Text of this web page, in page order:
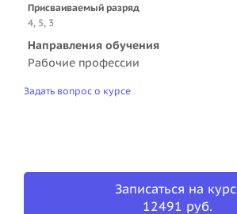
Присваиваемый разряд
4, 5, 3
Направления обучения
Рабочие профессии
Задать вопрос о курсе
Записаться на курс
12491 руб.